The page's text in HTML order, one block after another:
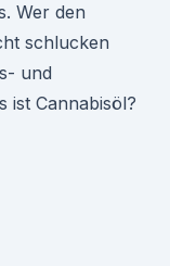
Wer den
schlucken
und
ist Cannabisöl?